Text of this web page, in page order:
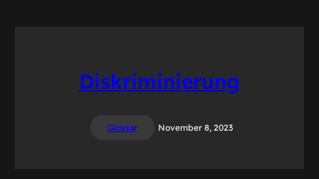
Diskriminierung
Glossar November 8, 2023